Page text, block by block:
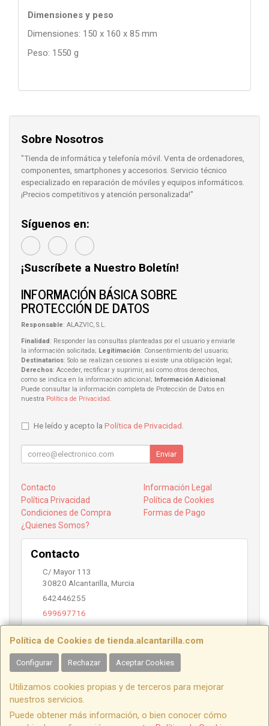
Dimensiones y peso
Dimensiones: 150 x 160 x 85 mm
Peso: 1550 g
Política de Cookies de tienda.alcantarilla.com
Configurar Rechazar Aceptar Cookies
Utilizamos cookies propias y de terceros para mejorar
nuestros servicios.
Puede obtener más información, o bien conocer cómo
Sobre Nosotros
"Tienda de informática y telefonía móvil. Venta de ordenadores,
componentes, smartphones y accesorios. Servicio técnico
especializado en reparación de móviles y equipos informáticos.
¡Precios competitivos y atención personalizada!"
Síguenos en:
¡Suscríbete a Nuestro Boletín!
INFORMACIÓN BÁSICA SOBRE
PROTECCIÓN DE DATOS
Responsable: ALAZVIC, S.L.
Finalidad: Responder las consultas planteadas por el usuario y enviarle
la información solicitada; Legitimación: Consentimiento del usuario;
Destinatarios: Solo se realizan cesiones si existe una obligación legal;
Derechos: Acceder, rectificar y suprimir, así como otros derechos,
como se indica en la información adicional; Información Adicional:
Puede consultar la información completa de Protección de Datos en
nuestra Política de Privacidad.
He leído y acepto la Política de Privacidad
Enviar
Contacto
Información Legal
Política Privacidad
Política de Cookies
Condiciones de Compra
Formas de Pago
¿Quienes Somos?
Contacto
C/ Mayor 113
30820 Alcantarilla Murcia
642446255
699697716
info@alcantarilla.com
Horario
10:00 a 14:00 y 17:00 a 20:00